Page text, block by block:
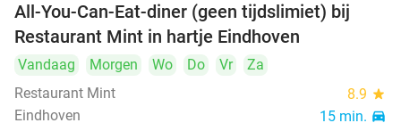
14%
All-You-Can-Eat-diner (geen tijdslimiet) bij
Restaurant Mint in hartje Eindhoven
Vandaag Morgen Wo Do Vr
Za
Restaurant Mint
8.9 star
Eindhoven 15 min. directions_car